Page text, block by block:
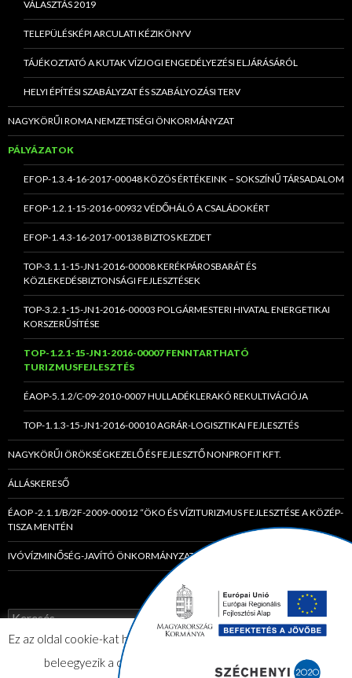
VÁLASZTÁS 2019
TELEPÜLÉSKÉPI ARCULATI KÉZIKÖNYV
TÁJÉKOZTATÓ A KUTAK VÍZJOGI ENGEDÉLYEZÉSI ELJÁRÁSÁRÓL
HELYI ÉPÍTÉSI SZABÁLYZAT ÉS SZABÁLYOZÁSI TERV
NAGYKÖRŰI ROMA NEMZETISÉGI ÖNKORMÁNYZAT
PÁLYÁZATOK
EFOP-1.3.4-16-2017-00048 KÖZÖS ÉRTÉKEINK – SOKSZÍNŰ TÁRSADALOM
EFOP-1.2.1-15-2016-00932 VÉDŐHÁLÓ A CSALÁDOKÉRT
EFOP-1.4.3-16-2017-00138 BIZTOS KEZDET
TOP-3.1.1-15-JN1-2016-00008 KERÉKPÁROSBARÁT ÉS
KÖZLEKEDÉSBIZTONSÁGI FEJLESZTÉSEK
TOP-3.2.1-15-JN1-2016-00003 POLGÁRMESTERI HIVATAL ENERGETIKAI
KORSZERŰSÍTÉSE
TOP-1.2.1-15-JN1-2016-00007 FENNTARTHATÓ
TURIZMUSFEJLESZTÉS
ÉAOP-5.1.2/C-09-2010-0007 HULLADÉKLERAKÓ REKULTIVÁCIÓJA
TOP-1.1.3-15-JN1-2016-00010 AGRÁR-LOGISZTIKAI FEJLESZTÉS
NAGYKÖRŰI ÖRÖKSÉGKEZELŐ ÉS FEJLESZTŐ NONPROFIT KFT.
ÁLLÁSKERESŐ
ÉAOP -2.1.1/B/2F-2009-00012 “ÖKO ÉS VÍZITURIZMUS FEJLESZTÉSE A KÖZÉP-
TISZA MENTÉN
IVÓVÍZMINŐSÉG-JAVÍTÓ ÖNKORMÁNYZATI TÁRSULÁS
K
rEz az oldal cookie-kat használ. Az elfogadom gombra kattintva Ön
beleegyezik a cookie-k használatába.
Elfogadom